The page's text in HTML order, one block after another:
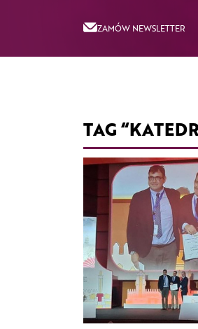
ZAMÓW NEWSLETTER
TAG